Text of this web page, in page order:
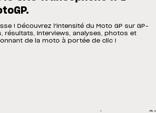
! Découvrez l'intensité du Moto GP sur GP-
résultats, interviews, analyses, photos et
de la moto à portée de clic !